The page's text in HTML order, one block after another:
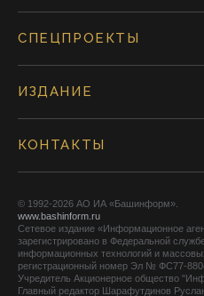
СПЕЦПРОЕКТЫ
ИЗДАНИЕ
КОНТАКТЫ
© 1992-2026 АО ИА «Башинформ».
www.bashinform.ru
Сетевое издание «Информационное
зарегистрировано в Федеральной
информационных технологий и
регистрационный номер Эл № ФС77-
Учредитель Акционерное общество
Главный редактор Шарафутдинов